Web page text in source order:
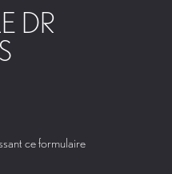
DR
ce formulaire